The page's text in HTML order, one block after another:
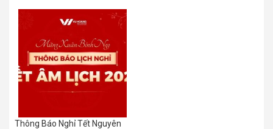
Thông Báo Nghỉ Tết Nguyên